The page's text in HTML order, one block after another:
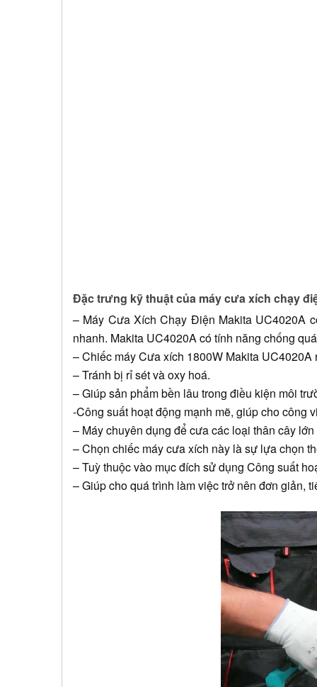
Đặc trưng kỹ thuật của máy cưa xích chạy
– Máy Cưa Xích Chạy Điện Makita UC4020A
nhanh. Makita UC4020A có tính năng chống
– Chiếc máy Cưa xích 1800W Makita
– Tránh bị rỉ sét và oxy hoá.
– Giúp sản phẩm bền lâu trong điều kiện môi
-Công suất hoạt động mạnh mẽ, giúp cho công
– Máy chuyên dụng để cưa các loại thân cây
– Chọn chiếc máy cưa xích này là sự lựa chọn
– Tuỳ thuộc vào mục đích sử dụng Công suất
– Giúp cho quá trình làm việc trở nên đơn giản,